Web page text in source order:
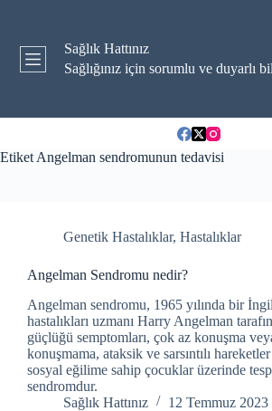
Sağlık Hattınız
Sağlığınız için sorumlu ve duyarlı
Etiket Angelman sendromunun tedavisi
Genetik Hastalıklar, Hastalıklar
Angelman Sendromu nedir?
Angelman sendromu, 1965 yılında bir
hastalıkları uzmanı Harry Angelman
güçlüğü semptomları, çok az konuşma
konuşmama, ataksik ve sarsıntılı
sosyal eğilime sahip çocuklar üzerinde
sendromdur.
Sağlık Hattınız
12 Temmuz 2023